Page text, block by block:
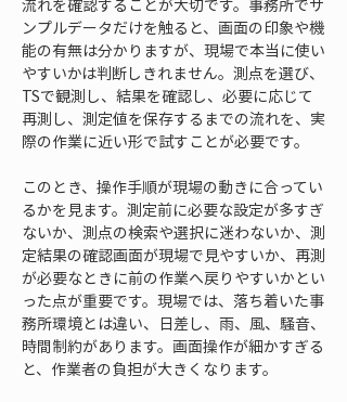
流れを確認することが大切です。事務所でサ
ンプルデータだけを触ると、画面の印象や機
能の有無は分かりますが、現場で本当に使い
やすいかは判断しきれません。測点を選び、
TSで観測し、結果を確認し、必要に応じて
再測し、測定値を保存するまでの流れを、実
際の作業に近い形で試すことが必要です。
このとき、操作手順が現場の動きに合ってい
るかを見ます。測定前に必要な設定が多すぎ
ないか、測点の検索や選択に迷わないか、測
定結果の確認画面が現場で見やすいか、再測
が必要なときに前の作業へ戻りやすいかとい
った点が重要です。現場では、落ち着いた事
務所環境とは違い、日差し、雨、風、騒音、
時間制約があります。画面操作が細かすぎる
と、作業者の負担が大きくなります。